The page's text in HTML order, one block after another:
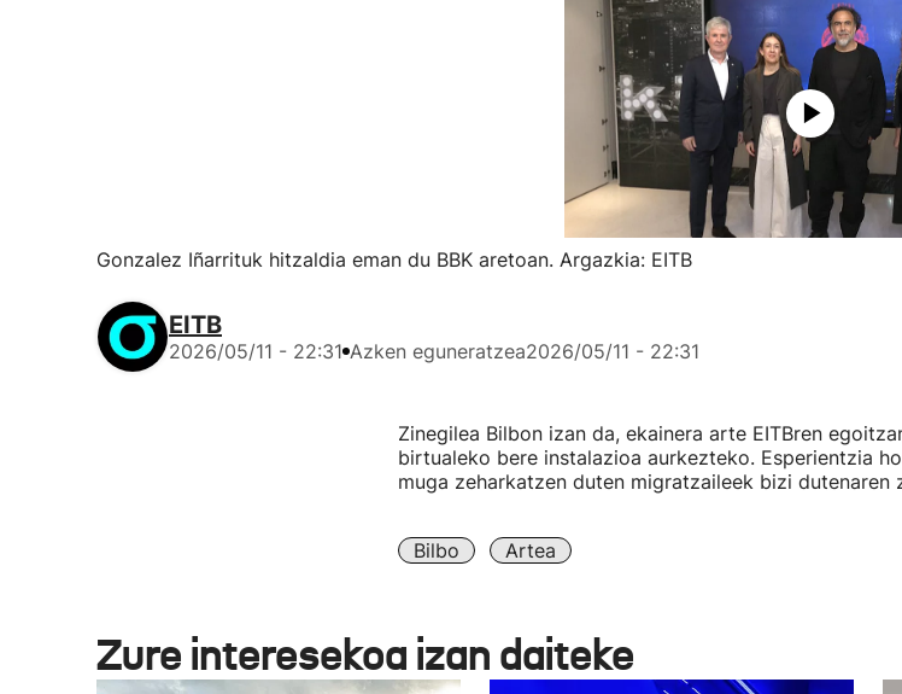
Gonzalez Iñarrituk hitzaldia eman du BBK aretoan. Argazkia: EITB
EITB
2026/05/11 - 22:31 Azken eguneratzea2026/05/11 - 22:31
Zinegilea Bilbon izan da, ekainera arte EITBren
birtualeko bere instalazioa aurkezteko. Esperientzia
muga zeharkatzen duten migratzaileek bizi
Bilbo Artea
Zure interesekoa izan daiteke